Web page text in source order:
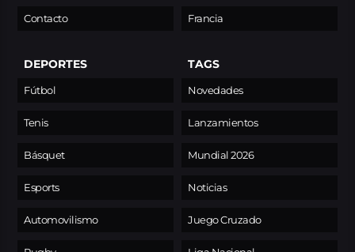
Contacto Francia
DEPORTES
Fútbol
Tenis
Básquet
Esports
Automovilismo
TAGS
Novedades
Lanzamientos
Mundial 2026
Noticias
Juego Cruzado